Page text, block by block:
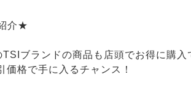
介★
ブランドの商品も店頭でお得に購入
格で手に入るチャンス！